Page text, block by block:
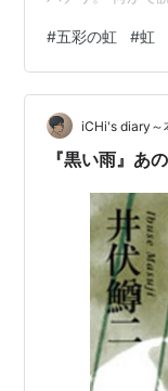
ニュートンで、
って五彩(色)と
ストで、主人公
ることを祈って
出たら奇蹟が起
#五彩の虹 #虹
iCHi's diary～
『黒い雨』あ